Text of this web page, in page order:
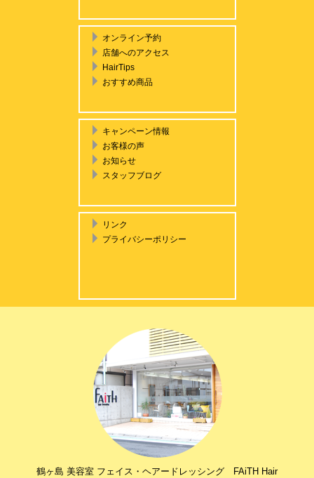
オンライン予約
店舗へのアクセス
HairTips
おすすめ商品
キャンペーン情報
お客様の声
お知らせ
スタッフブログ
リンク
プライバシーポリシー
鶴ヶ島 美容室 フェイス・ヘアードレッシング FAiTH Hair